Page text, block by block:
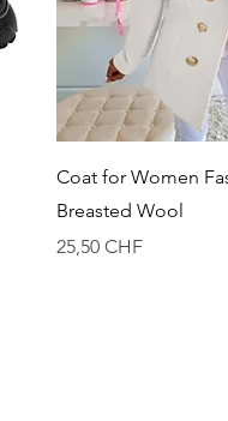
Vista
Coat for Women
Breasted Wool
Precio
25,50 CHF